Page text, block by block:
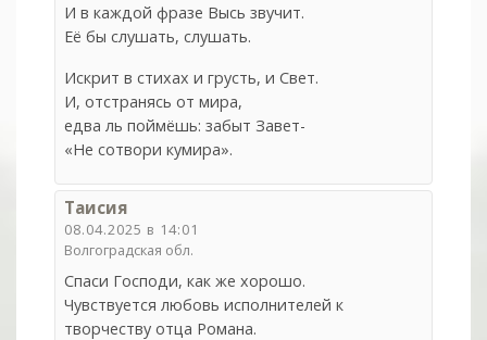
И в каждой фразе Высь звучит.
Её бы слушать, слушать.
Искрит в стихах и грусть, и Свет.
И, отстранясь от мира,
едва ль поймёшь: забыт Завет-
«Не сотвори кумира».
Таисия
08.04.2025 в 14:01
Волгоградская обл.
Спаси Господи, как же хорошо.
Чувствуется любовь исполнителей к
творчеству отца Романа.